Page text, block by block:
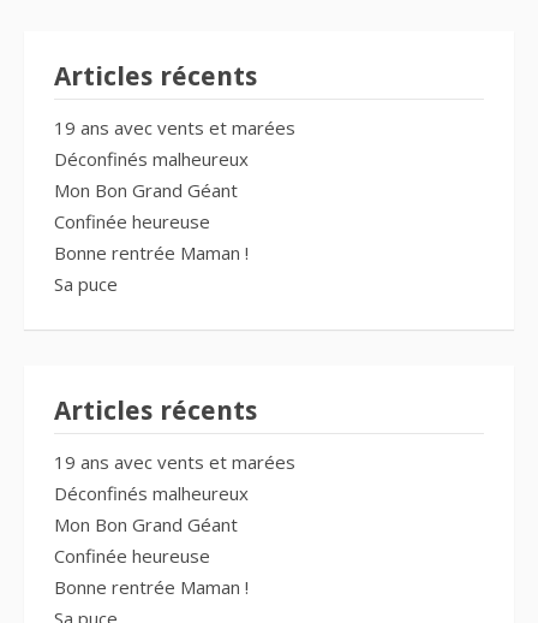
Articles récents
19 ans avec vents et marées
Déconfinés malheureux
Mon Bon Grand Géant
Confinée heureuse
Bonne rentrée Maman !
Sa puce
Articles récents
19 ans avec vents et marées
Déconfinés malheureux
Mon Bon Grand Géant
Confinée heureuse
Bonne rentrée Maman !